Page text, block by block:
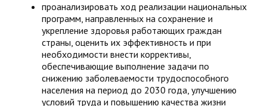
проанализировать ход реализации национальных
программ, направленных на сохранение и
укрепление здоровья работающих граждан
страны, оценить их эффективность и при
необходимости внести коррективы,
обеспечивающие выполнение задачи по
снижению заболеваемости трудоспособного
населения на период до 2030 года, улучшению
условий труда и повышению качества жизни